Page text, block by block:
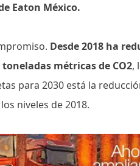
Eaton México.
Desde 2018 ha
métricas de CO2,
para 2030 está la
niveles de 2018.